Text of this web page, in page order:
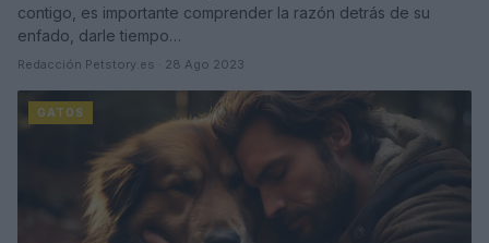
contigo, es importante comprender la razón detrás de su
enfado, darle tiempo…
Redacción Petstory.es · 28 Ago 2023
GATOS